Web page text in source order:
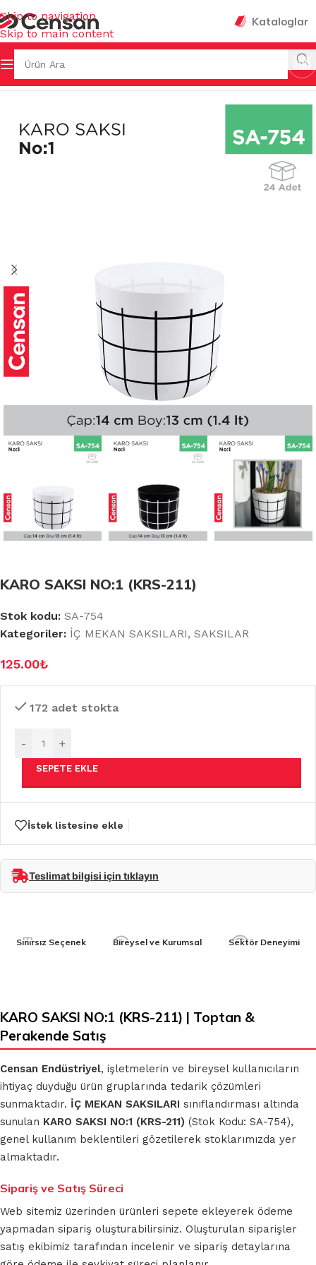
Skip to navigation
Skip to main content
Kataloglar
Ana Sayfa
KARO SAKSI NO:1 (KRS-211)
Stok kodu: SA-754
Kategoriler: İÇ MEKAN SAKSILARI, SAKSILAR
125.00₺
172 adet stokta
- +
SEPETE EKLE
İstek listesine ekle
Teslimat bilgisi için tıklayın
Sınırsız Seçenek Bireysel ve Kurumsal Sektör Deneyimi
KARO SAKSI NO:1 (KRS-211) | Toptan &
Perakende Satış
Censan Endüstriyel, işletmelerin ve bireysel kullanıcıların
ihtiyaç duyduğu ürün gruplarında tedarik çözümleri
sunmaktadır. İÇ MEKAN SAKSILARI sınıflandırması altında
sunulan KARO SAKSI NO:1 (KRS-211) (Stok Kodu: SA-754),
genel kullanım beklentileri gözetilerek stoklarımızda yer
almaktadır.
Sipariş ve Satış Süreci
Web sitemiz üzerinden ürünleri sepete ekleyerek ödeme
yapmadan sipariş oluşturabilirsiniz. Oluşturulan siparişler
satış ekibimiz tarafından incelenir ve sipariş detaylarına